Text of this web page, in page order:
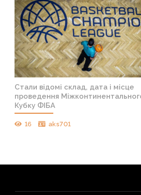
Стали відомі склад, дата і місце
проведення
Кубку ФІБА
16 aks701